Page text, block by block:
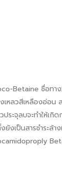
Betaine ชื่อทา
ลวสีเหลืองอ่อน
ะจุลบจะทำให้เ
ยังเป็นสารชำร